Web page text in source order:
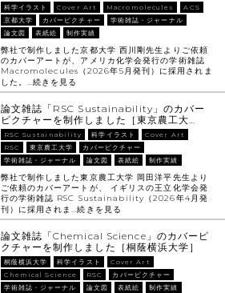
科学イラスト Cover Art Macromolecules
ACS
京都大学
カバーピクチャー
学術雑誌・ジャーナル
論文図
表紙絵 制作実績
弊社で制作しました京都大学 西川剛先生よりご依頼
のカバーアートが、アメリカ化学会発行の学術雑誌
Macromolecules（2026年5月発刊）に採用されま
した。…続きを見る
論文雑誌「RSC Sustainability」のカバー
ピクチャーを制作しました［東京農工大…
RSC Sustainability 科学イラスト
Cover Art
RSC
東京農工大学
カバーピクチャー
学術雑誌・ジャーナル
論文図 表紙絵 制作実績
弊社で制作しました東京農工大学 岡田洋平先生より
ご依頼のカバーアートが、 イギリスの王立化学会発
行の学術雑誌 RSC Sustainability（2026年4月発
刊）に採用されま…続きを見る
論文雑誌「Chemical Science」のカバーピ
クチャーを制作しました［桐蔭横浜大学］
桐蔭横浜大学 科学イラスト
Cover Art
Chemical Science
RSC
カバーピクチャー
学術雑誌・ジャーナル
論文図 表紙絵 制作実績